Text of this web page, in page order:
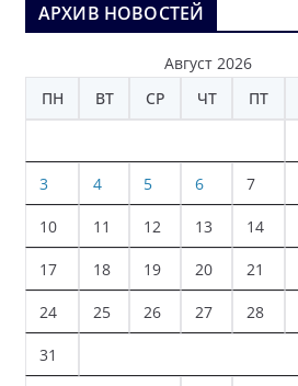
АРХИВ НОВОСТЕЙ
Август 2026
ПН
ВТ СР ЧТ ПТ
3 4 5 6 7
10 11 12 13 14
17 18 19 20 21
24 25 26 27 28
31